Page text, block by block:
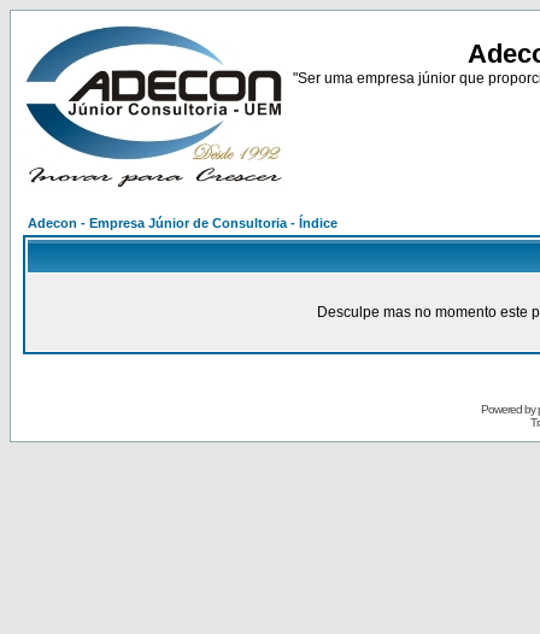
"Ser uma empresa júnior que
Adecon - Empresa Júnior de Consultoria - Índice
Desculpe mas no momento este
Powered by